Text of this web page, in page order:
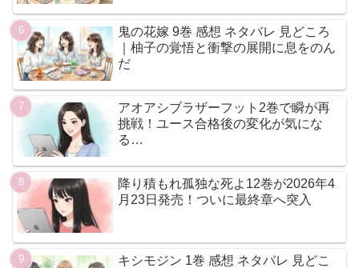
鬼の花嫁 9巻 感想 ネタバレ 見どころ
｜柚子の覚悟と衝撃の展開に息をのん
だ
アオアシブラザーフット2巻で瞬が再
挑戦！ユース合格後の変化が気にな
る…
降り積もれ孤独な死よ12巻が2026年4
月23日発売！ついに最終章へ突入
キシモジン 1巻 感想 ネタバレ 見どこ